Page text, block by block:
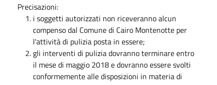
Precisazioni:
i soggetti autorizzati non riceveranno alcun
compenso dal Comune di Cairo Montenotte per
l'attività di pulizia posta in essere;
gli interventi di pulizia dovranno terminare entro
il mese di maggio 2018 e dovranno essere svolti
conformemente alle disposizioni in materia di